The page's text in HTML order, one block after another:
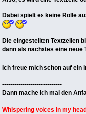
Dabei spielt es keine Rolle
Die eingestellten Textzeilen
dann als nächstes eine neue
Ich freue mich schon auf ein
------------------------------
Dann mache ich mal den
Whispering voices in my